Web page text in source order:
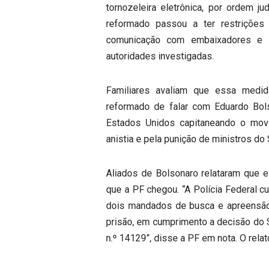
tornozeleira eletrônica, por ordem
reformado passou a ter
comunicação com embaixadores
autoridades investigadas.
Familiares avaliam que essa
reformado de falar com Eduardo
Estados Unidos capitaneando o
anistia e pela punição de ministros do
Aliados de Bolsonaro relataram que
que a PF chegou. “A Polícia Federal
dois mandados de busca e
prisão, em cumprimento a decisão do
n.º 14129”, disse a PF em nota. O